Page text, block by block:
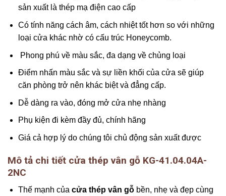
sản xuất là thép mạ điện cao cấp
Có tính năng cách âm, cách nhiệt tốt hơn so với những
loại cửa khác nhờ có cấu trúc Honeycomb.
Phong phú về màu sắc, đa dạng về chủng loại
Điểm nhấn màu sắc và sự liền khối của cửa sẽ giúp
căn phòng trở nên khác biệt và đẳng cấp.
Dễ dàng ra vào, đóng mở cửa nhẹ nhàng
Phụ kiện đi kèm đầy đủ, chính hãng
Giá cả hợp lý do chúng tôi chủ động sản xuất được
Mô tả chi tiết cửa thép vân gỗ KG-41.04.04A-
2NC
Thế mạnh của cửa thép vân gỗbền, nhẹ và đẹp cùng